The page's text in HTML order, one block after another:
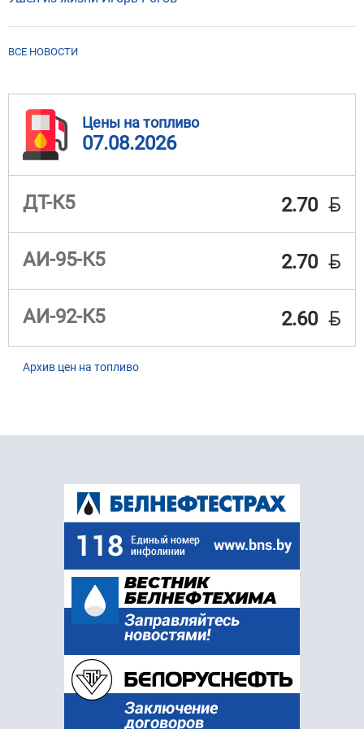
ВСЕ НОВОСТИ
Цены на топливо
07.08.2026
ДТ-К5 2.70 BYN
АИ-95-К5 2.70 BYN
АИ-92-К5 2.60 BYN
Архив цен на топливо